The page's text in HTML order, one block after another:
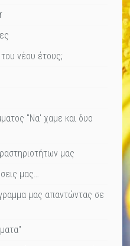
νέου έτους;
"Να' χαμε και δυο
μας
μας…
μας απαντώντας σε